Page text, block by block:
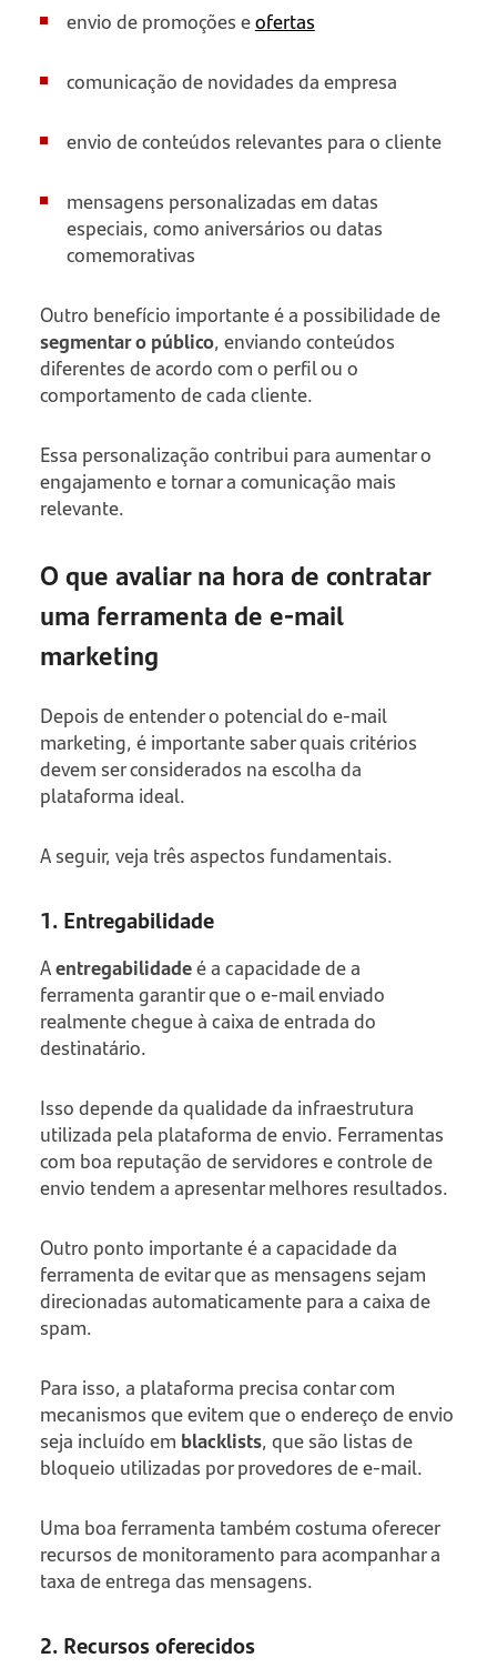
envio de promoções eofertas
comunicação de novidades da empresa
envio de conteúdos relevantes para o cliente
mensagens personalizadas em datas
especiais, como aniversários ou datas
comemorativas
Outro benefício importante é a possibilidade de
segmentar o público, enviando conteúdos
diferentes de acordo com o perfil ou o
comportamento de cada cliente.
Essa personalização contribui para aumentar o
engajamento e tornar a comunicação mais
relevante.
O que avaliar na hora de contratar
uma ferramenta de e-mail
marketing
Depois de entender o potencial do e-mail
marketing, é importante saber quais critérios
devem ser considerados na escolha da
plataforma ideal.
A seguir, veja três aspectos fundamentais.
1. Entregabilidade
Aentregabilidadeé a capacidade de a
ferramenta garantir que o e-mail enviado
realmente chegue à caixa de entrada do
destinatário.
Isso depende da qualidade da infraestrutura
utilizada pela plataforma de envio. Ferramentas
com boa reputação de servidores e controle de
envio tendem a apresentar melhores resultados.
Outro ponto importante é a capacidade da
ferramenta de evitar que as mensagens sejam
direcionadas automaticamente para a caixa de
spam.
Para isso, a plataforma precisa contar com
mecanismos que evitem que o endereço de envio
seja incluído em blacklists, que são listas de
bloqueio utilizadas por provedores de e-mail.
Uma boa ferramenta também costuma oferecer
recursos de monitoramento para acompanhar a
taxa de entrega das mensagens.
2. Recursos oferecidos